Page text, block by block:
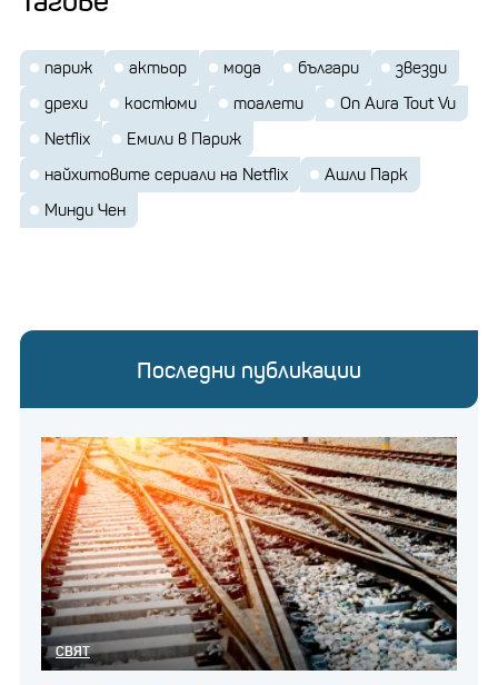
париж актьор мода българи
звезди
дрехи
костюми тоалети
On Aura Tout Vu
Netflix
Емили в Париж
найхитовите сериали на Netflix
Ашли Парк
Минди Чен
Последни публикации
СВЯТ